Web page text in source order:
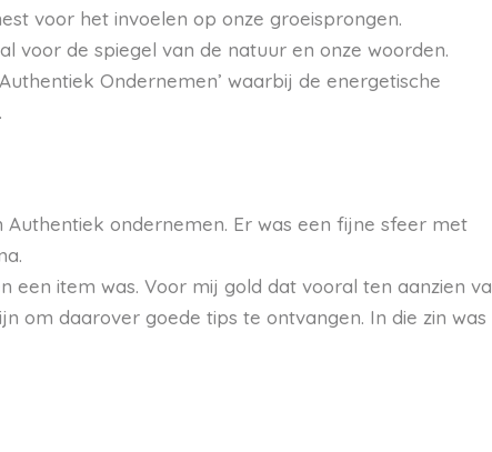
voor het invoelen op onze groeisprongen.
voor de spiegel van de natuur en onze woorden.
Ondernemen’ waarbij de energetische
ondernemen. Er was een fijne sfeer met
een item was. Voor mij gold dat vooral ten aanzien
om daarover goede tips te ontvangen. In die zin